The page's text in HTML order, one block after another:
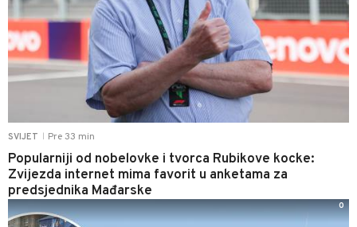
SVIJET Pre 33 min
Popularniji od nobelovke i tvorca Rubikove kocke:
Zvijezda internet mima favorit u anketama za
predsjednika Mađarske
0